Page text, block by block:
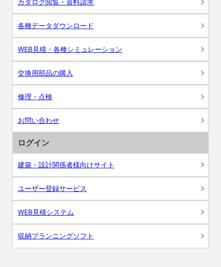
カタログ閲覧・資料請求
各種データダウンロード
WEB見積・各種シミュレーション
交換用部品の購入
修理・点検
お問い合わせ
ログイン
建築・設計関係者様向けサイト
ユーザー登録サービス
WEB見積システム
収納プランニングソフト